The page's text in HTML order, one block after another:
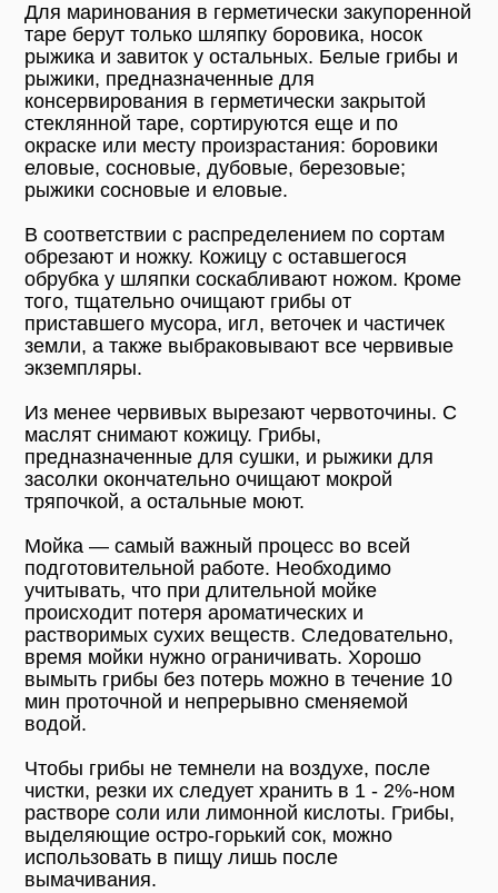
Для маринования в герметически закупоренной
таре берут только шляпку боровика, носок
рыжика и завиток у остальных. Белые грибы и
рыжики, предназначенные для
консервирования в герметически закрытой
стеклянной таре, сортируются еще и по
окраске или месту произрастания: боровики
еловые, сосновые, дубовые, березовые;
рыжики сосновые и еловые.
В соответствии с распределением по сортам
обрезают и ножку. Кожицу с оставшегося
обрубка у шляпки соскабливают ножом. Кроме
того, тщательно очищают грибы от
приставшего мусора, игл, веточек и частичек
земли, а также выбраковывают все червивые
экземпляры.
Из менее червивых вырезают червоточины. С
маслят снимают кожицу. Грибы,
предназначенные для сушки, и рыжики для
засолки окончательно очищают мокрой
тряпочкой, а остальные моют.
Мойка — самый важный процесс во всей
подготовительной работе. Необходимо
учитывать, что при длительной мойке
происходит потеря ароматических и
растворимых сухих веществ. Следовательно,
время мойки нужно ограничивать. Хорошо
вымыть грибы без потерь можно в течение 10
мин проточной и непрерывно сменяемой
водой.
Чтобы грибы не темнели на воздухе, после
чистки, резки их следует хранить в 1 - 2%-ном
растворе соли или лимонной кислоты. Грибы,
выделяющие остро-горький сок, можно
использовать в пищу лишь после
вымачивания.